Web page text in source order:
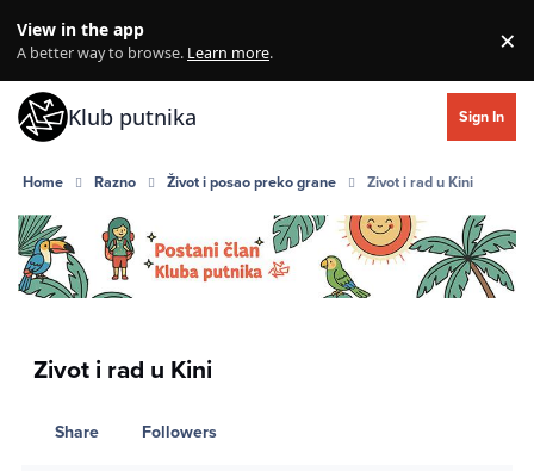
View in the app
A better way to browse. Learn more. ×
Klub putnika Sign In
Home Razno Život i posao preko grane Zivot i rad u Kini
Zivot i rad u Kini
Share Followers